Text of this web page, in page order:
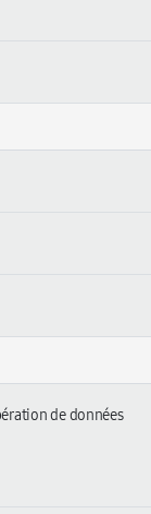
de données